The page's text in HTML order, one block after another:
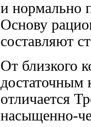
и нормально
Основу
составляют
От близкого
достаточным
отличается
насыщенно-